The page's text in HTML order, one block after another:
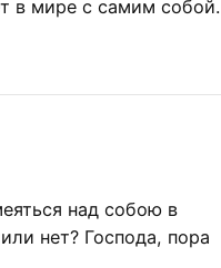
в мире с самим собой.
над собою в
нет? Господа, пора